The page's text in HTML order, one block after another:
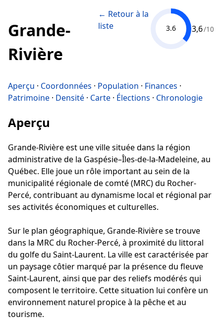
Grande-
Rivière
← Retour à la
liste
3.6 3,6/10
Aperçu · Coordonnées · Population · Finances ·
Patrimoine · Densité · Carte · Élections · Chronologie
Aperçu
Grande-Rivière est une ville située dans la région
administrative de la Gaspésie–Îles-de-la-Madeleine, au
Québec. Elle joue un rôle important au sein de la
municipalité régionale de comté (MRC) du Rocher-
Percé, contribuant au dynamisme local et régional par
ses activités économiques et culturelles.
Sur le plan géographique, Grande-Rivière se trouve
dans la MRC du Rocher-Percé, à proximité du littoral
du golfe du Saint-Laurent. La ville est caractérisée par
un paysage côtier marqué par la présence du fleuve
Saint-Laurent, ainsi que par des reliefs modérés qui
composent le territoire. Cette situation lui confère un
environnement naturel propice à la pêche et au
tourisme.